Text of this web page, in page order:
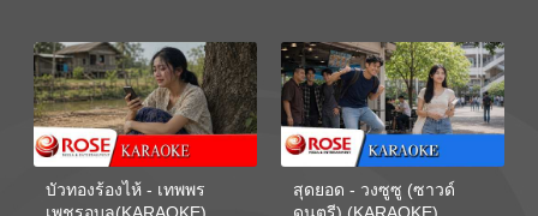
บัวทองร้องไห้ - เทพพร
สุดยอด - วงซูซู (ซาวด์